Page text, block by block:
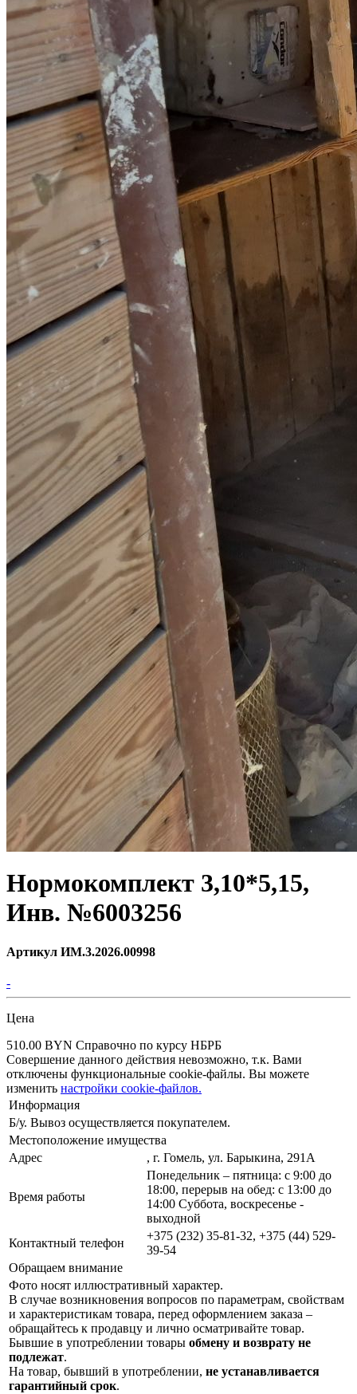
Нормокомплект 3,10*5,15,
Инв. №6003256
Артикул ИМ.3.2026.00998
-
Цена
510.00 BYN Справочно по курсу НБРБ
Совершение данного действия невозможно, т.к. Вами
отключены функциональные cookie-файлы. Вы можете
изменить настройки cookie-файлов.
Информация
Б/у. Вывоз осуществляется покупателем.
Местоположение имущества
Адрес
, г. Гомель, ул. Барыкина, 291А
Время работы
Понедельник – пятница: с 9:00 до
18:00, перерыв на обед: с 13:00 до
14:00 Суббота, воскресенье -
выходной
Контактный телефон
+375 (232) 35-81-32, +375 (44) 529-
39-54
Обращаем внимание
Фото носят иллюстративный характер.
В случае возникновения вопросов по параметрам, свойствам
и характеристикам товара, перед оформлением заказа –
обращайтесь к продавцу и лично осматривайте товар.
Бывшие в употреблении товары обмену и возврату не
подлежат.
На товар, бывший в употреблении, не устанавливается
гарантийный срок.